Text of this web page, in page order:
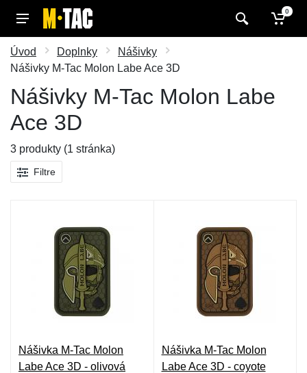
0
Úvod Doplnky
Nášivky
Nášivky M-Tac Molon Labe Ace 3D
Nášivky M-Tac Molon Labe
Ace 3D
3 produkty (1 stránka)
Filtre
Nášivka M-Tac Molon
Labe Ace 3D - olivová
Nášivka M-Tac Molon
Labe Ace 3D - coyote